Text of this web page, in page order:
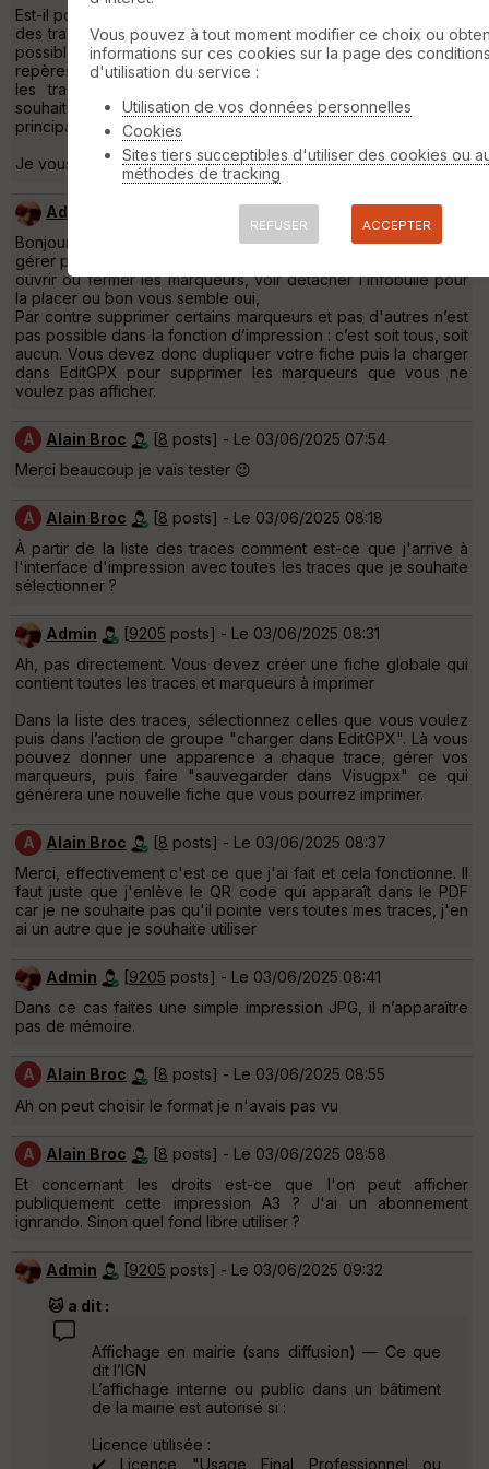
Est-il possible pour faire cela d'utiliser la fonction d'impression
des traces pour créer directement le PDF en A3 ? Mais est-ce
possible avec plusieurs traces ? En ajoutant des points de
repères éventuellement différents de ceux déjà présents sur
les traces et en ne faisant s'afficher que ceux que je
souhaiterais) ? Et en contrôlant l'apparence de chaque trace
principale et secondaires individuellement ?
Je vous remercie
Admin
posts] - Le 03/06/2025 07:41
Bonjour,
gérer plusieurs traces avec leur apparence oui,
ouvrir ou fermer les marqueurs, voir détacher l’infobulle pour
la placer ou bon vous semble oui,
Par contre supprimer certains marqueurs et pas d'autres n’est
pas possible dans la fonction d’impression : c’est soit tous, soit
aucun. Vous devez donc dupliquer votre fiche puis la charger
dans EditGPX pour supprimer les marqueurs que vous ne
voulez pas afficher.
A Alain Broc [8 posts] - Le 03/06/2025 07:54
Merci beaucoup je vais tester 😉
A Alain Broc [8 posts] - Le 03/06/2025 08:18
À partir de la liste des traces comment est-ce que j'arrive à
l'interface d'impression avec toutes les traces que je souhaite
sélectionner ?
Admin [9205 posts] - Le 03/06/2025 08:31
Ah, pas directement. Vous devez créer une fiche globale qui
contient toutes les traces et marqueurs à imprimer
Dans la liste des traces, sélectionnez celles que vous voulez
puis dans l’action de groupe "charger dans EditGPX". Là vous
pouvez donner une apparence a chaque trace, gérer vos
marqueurs, puis faire "sauvegarder dans Visugpx" ce qui
générera une nouvelle fiche que vous pourrez imprimer.
A Alain Broc [8 posts] - Le 03/06/2025 08:37
Merci, effectivement c'est ce que j'ai fait et cela fonctionne. Il
faut juste que j'enlève le QR code qui apparaît dans le PDF
car je ne souhaite pas qu'il pointe vers toutes mes traces, j'en
ai un autre que je souhaite utiliser
Admin [9205 posts] - Le 03/06/2025 08:41
Dans ce cas faites une simple impression JPG, il n’apparaître
pas de mémoire.
A Alain Broc [8 posts] - Le 03/06/2025 08:55
Ah on peut choisir le format je n'avais pas vu
A Alain Broc [8 posts] - Le 03/06/2025 08:58
Et concernant les droits est-ce que l'on peut afficher
publiquement cette impression A3 ? J'ai un abonnement
ignrando. Sinon quel fond libre utiliser ?
Admin [9205 posts] - Le 03/06/2025 09:32
🐱 a dit :
Affichage en mairie (sans diffusion) — Ce que
dit l’IGN
L’affichage interne ou public dans un bâtiment
de la mairie est autorisé si :
Licence utilisée :
✔️ Licence "Usage Final Professionnel ou
Vous pouvez à tout moment modifier ce choix ou
informations sur ces cookies sur la page des
d'utilisation du service :
Utilisation de vos données personnelles
Cookies
Sites tiers succeptibles d'utiliser des cookies ou
méthodes de tracking
REFUSER ACCEPTER